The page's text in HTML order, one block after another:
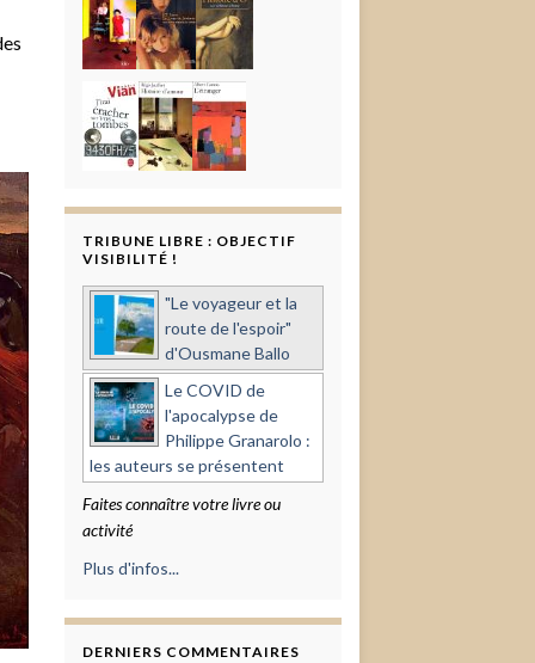
TRIBUNE LIBRE : OBJECTIF
VISIBILITÉ !
"Le voyageur et la
route de l'espoir"
d'Ousmane Ballo
Le COVID de
l'apocalypse de
Philippe Granarolo :
les auteurs se présentent
Faites connaître votre livre ou
activité
Plus d'infos...
DERNIERS COMMENTAIRES